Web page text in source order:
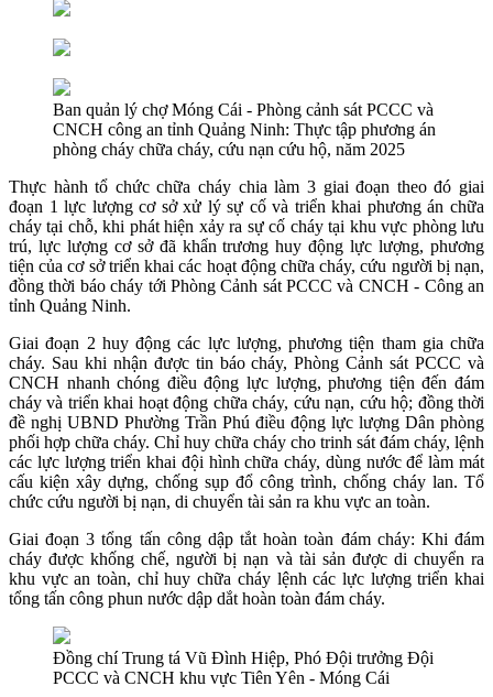
Ban quản lý chợ Móng Cái - Phòng cảnh sát PCCC và
CNCH công an tỉnh Quảng Ninh: Thực tập phương án
phòng cháy chữa cháy, cứu nạn cứu hộ, năm 2025
Thực hành tổ chức chữa cháy chia làm 3 giai đoạn theo đó giai
đoạn 1 lực lượng cơ sở xử lý sự cố và triển khai phương án chữa
cháy tại chỗ, khi phát hiện xảy ra sự cố cháy tại khu vực phòng lưu
trú, lực lượng cơ sở đã khẩn trương huy động lực lượng, phương
tiện của cơ sở triển khai các hoạt động chữa cháy, cứu người bị nạn,
đồng thời báo cháy tới Phòng Cảnh sát PCCC và CNCH - Công an
tỉnh Quảng Ninh.
Giai đoạn 2 huy động các lực lượng, phương tiện tham gia chữa
cháy. Sau khi nhận được tin báo cháy, Phòng Cảnh sát PCCC và
CNCH nhanh chóng điều động lực lượng, phương tiện đến đám
cháy và triển khai hoạt động chữa cháy, cứu nạn, cứu hộ; đồng thời
đề nghị UBND Phường Trần Phú điều động lực lượng Dân phòng
phối hợp chữa cháy. Chỉ huy chữa cháy cho trinh sát đám cháy, lệnh
các lực lượng triển khai đội hình chữa cháy, dùng nước để làm mát
cấu kiện xây dựng, chống sụp đổ công trình, chống cháy lan. Tổ
chức cứu người bị nạn, di chuyển tài sản ra khu vực an toàn.
Giai đoạn 3 tổng tấn công dập tắt hoàn toàn đám cháy: Khi đám
cháy được khống chế, người bị nạn và tài sản được di chuyển ra
khu vực an toàn, chỉ huy chữa cháy lệnh các lực lượng triển khai
tổng tấn công phun nước dập dắt hoàn toàn đám cháy.
Đồng chí Trung tá Vũ Đình Hiệp, Phó Đội trưởng Đội
PCCC và CNCH khu vực Tiên Yên - Móng Cái